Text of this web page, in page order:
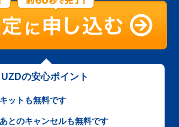
UZDの安心ポイント
ットも無料です
とのキャンセルも無料です